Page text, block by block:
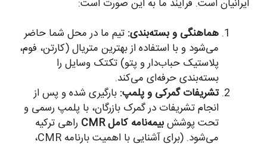
ایرانیان است. فرآیند ما به این صورت است:
هماهنگی و بسته‌بندی: تیم ما در محل شما حاضر
می‌شود و با استفاده از بهترین متریال (کارتن، فوم،
پلاستیک حباب‌دار و پتو) تکتک وسایل را
بسته‌بندی حرفه‌ای می‌کند.
تشریفات گمرکی و پلمپ: بارگیری شده و پس از
انجام تشریفات در گمرک بازرگان، با پلمپ رسمی و
تحت پوششبیمه‌نامه کامل CMR
راهی ترکیه
می‌شود. (برای آشنایی با اهمیت بارنامه CMR،